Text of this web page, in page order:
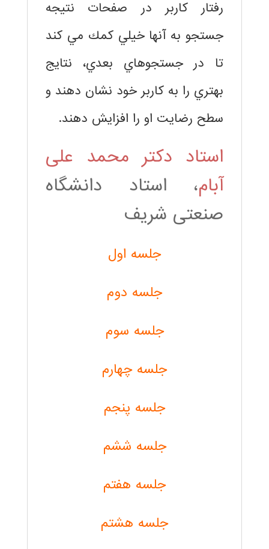
رفتار كاربر در صفحات نتيجه
جستجو به آنها خيلي كمك مي كند
تا در جستجوهاي بعدي، نتايج
بهتري را به كاربر خود نشان دهند و
سطح رضايت او را افزايش دهند.
استاد دکتر محمد علی
آبام، استاد دانشگاه
صنعتی شریف
جلسه اول
جلسه دوم
جلسه سوم
جلسه چهارم
جلسه پنجم
جلسه ششم
جلسه هفتم
جلسه هشتم